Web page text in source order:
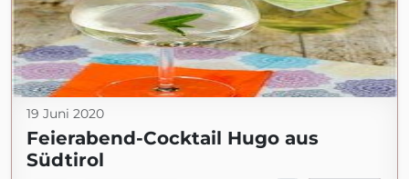
19 Juni 2020
Feierabend-Cocktail Hugo aus
Südtirol